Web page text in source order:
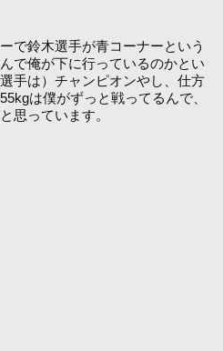
で鈴木選手が青コーナーという
で俺が下に行っているのかとい
手は）チャンピオンやし、仕方
は僕がずっと戦ってるんで、
思っています。